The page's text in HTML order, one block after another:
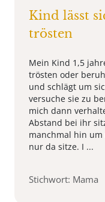
Kind lässt
trösten
Mein Kind 1,5
trösten oder
und schlägt um
versuche sie zu
mich dann
Abstand bei ihr
manchmal hin
nur da sitze. I ...
Stichwort: Mama